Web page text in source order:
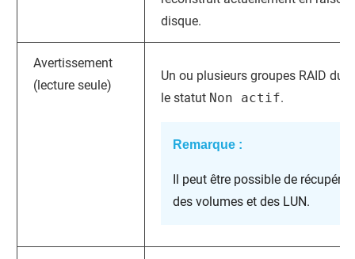
disque.
Avertissement
(lecture seule)
Un ou plusieurs groupes RAID du
le statut Non actif.
Remarque :
Il peut être possible de
des volumes et des LUN.